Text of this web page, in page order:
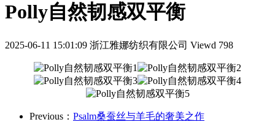
Polly自然韧感双平衡
2025-06-11 15:01:09 浙江雅娜纺织有限公司 Viewd 798
Previous： Psalm桑蚕丝与羊毛的奢美之作